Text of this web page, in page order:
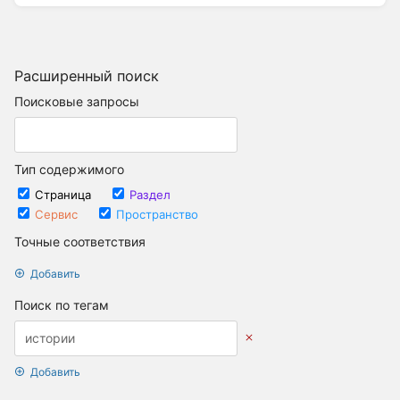
Расширенный поиск
Поисковые запросы
Тип содержимого
Страница
Раздел
Сервис
Пространство
Точные соответствия
Добавить
Поиск по тегам
Добавить